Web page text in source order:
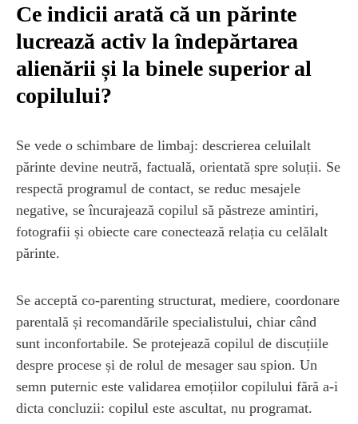
Ce indicii arată că un părinte
lucrează activ la îndepărtarea
alienării și la binele superior al
copilului?
Se vede o schimbare de limbaj: descrierea celuilalt
părinte devine neutră, factuală, orientată spre soluții. Se
respectă programul de contact, se reduc mesajele
negative, se încurajează copilul să păstreze amintiri,
fotografii și obiecte care conectează relația cu celălalt
părinte.
Se acceptă co-parenting structurat, mediere, coordonare
parentală și recomandările specialistului, chiar când
sunt inconfortabile. Se protejează copilul de discuțiile
despre procese și de rolul de mesager sau spion. Un
semn puternic este validarea emoțiilor copilului fără a-i
dicta concluzii: copilul este ascultat, nu programat.